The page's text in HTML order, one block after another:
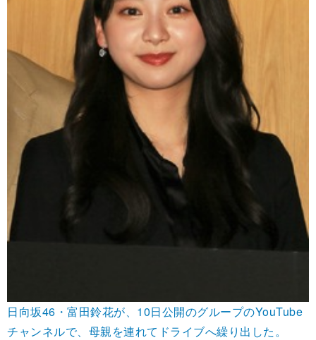
日向坂46・富田鈴花が、10日公開のグループのYouTube
チャンネルで、母親を連れてドライブへ繰り出した。